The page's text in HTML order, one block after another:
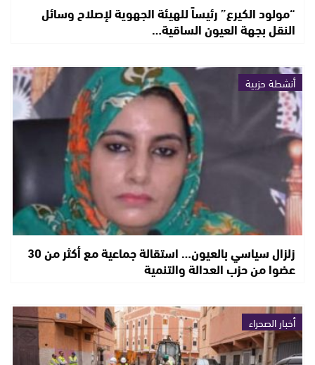
“مولود الكيرع” رئيساً للهيئة الجهوية لإصلاح وسائل
النقل بجهة العيون الساقية…
أنشطة حزبية
زلزال سياسي بالعيون… استقالة جماعية مع أكثر من 30
عضوا من حزب العدالة والتنمية
أخبار الصحراء